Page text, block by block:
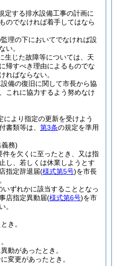
定する排水設備工事の計画に
のでなければ着手してはなら
理の下においてでなければ設
い。
生じた故障等については、天
帰すべき理由によるものでな
ればならない。
備の復旧に関して市長から協
これに協力するよう努めなけ
により指定の更新を受けよう
書類等は、 第3条の規定を準用
務)
件を欠くに至ったとき、又は指
し、若しくは休業しようとす
指定辞退届(様式第5号)を市長
いずれかに該当することとなっ
店指定異動届(様式第6号)を市
。
き。
動があったとき。
変更があったとき。